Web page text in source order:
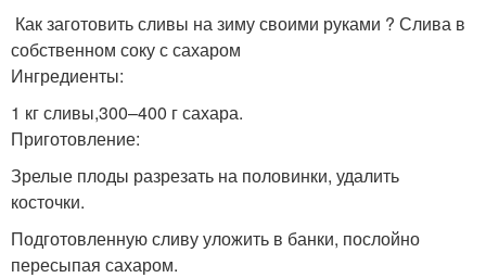
Как заготовить сливы на зиму своими руками ? Слива в
собственном соку с сахаром
Ингредиенты:
1 кг сливы,300–400 г сахара.
Приготовление:
Зрелые плоды разрезать на половинки, удалить
косточки.
Подготовленную сливу уложить в банки, послойно
пересыпая сахаром.